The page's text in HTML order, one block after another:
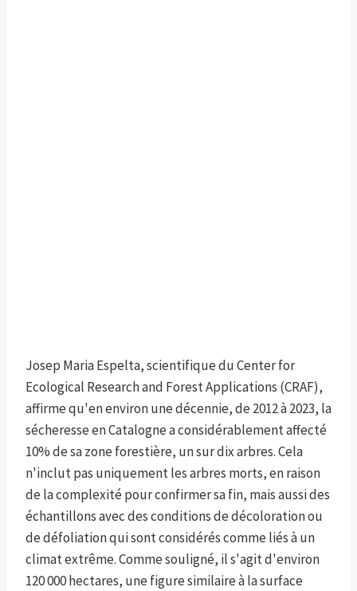
Josep Maria Espelta, scientifique du Center for
Ecological Research and Forest Applications (CRAF),
affirme qu'en environ une décennie, de 2012 à 2023, la
sécheresse en Catalogne a considérablement affecté
10% de sa zone forestière, un sur dix arbres. Cela
n'inclut pas uniquement les arbres morts, en raison
de la complexité pour confirmer sa fin, mais aussi des
échantillons avec des conditions de décoloration ou
de défoliation qui sont considérés comme liés à un
climat extrême. Comme souligné, il s'agit d'environ
120 000 hectares, une figure similaire à la surface